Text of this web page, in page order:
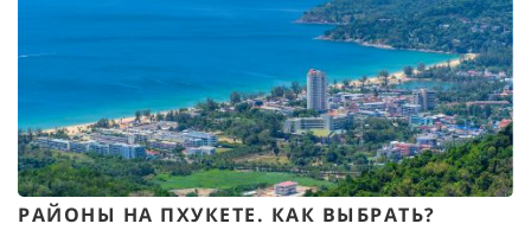
РАЙОНЫ НА ПХУКЕТЕ. КАК ВЫБРАТЬ?